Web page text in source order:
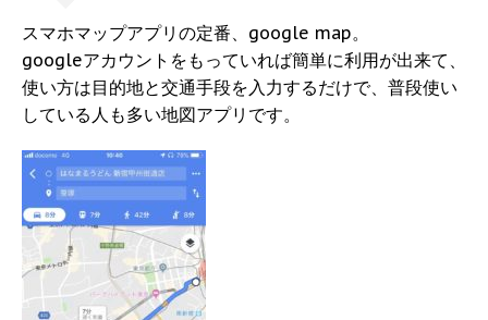
スマホマップアプリの定番、google map。
googleアカウントをもっていれば簡単に利用が出来て、
使い方は目的地と交通手段を入力するだけで、普段使い
している人も多い地図アプリです。